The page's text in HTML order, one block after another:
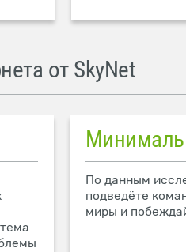
от SkyNet
По данным
подведёте
миры и